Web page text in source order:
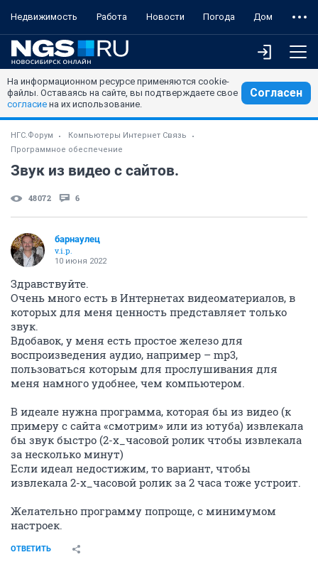
Недвижимость Работа Новости Погода Дом
На информационном ресурсе применяются cookie-
файлы. Оставаясь на сайте, вы подтверждаете свое
согласие на их использование.
Согласен
НГС.Форум
Компьютеры Интернет Связь
Программное обеспечение
Звук из видео с сайтов.
48072 6
барнаулец
v.i.p.
10 июня 2022
Здравствуйте.
Очень много есть в Интернетах видеоматериалов, в
которых для меня ценность представляет только
звук.
Вдобавок, у меня есть простое железо для
воспроизведения аудио, например – mp3,
пользоваться которым для прослушивания для
меня намного удобнее, чем компьютером.
В идеале нужна программа, которая бы из видео (к
примеру с сайта «смотрим» или из ютуба) извлекала
бы звук быстро (2-х_часовой ролик чтобы извлекала
за несколько минут)
Если идеал недостижим, то вариант, чтобы
извлекала 2-х_часовой ролик за 2 часа тоже устроит.
Желательно программу попроще, с минимумом
настроек.
ОТВЕТИТЬ